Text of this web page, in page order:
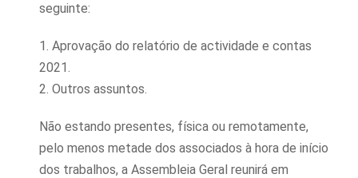
seguinte:
1. Aprovação do relatório de actividade e contas
2021.
2. Outros assuntos.
Não estando presentes, física ou remotamente,
pelo menos metade dos associados à hora de início
dos trabalhos, a Assembleia Geral reunirá em